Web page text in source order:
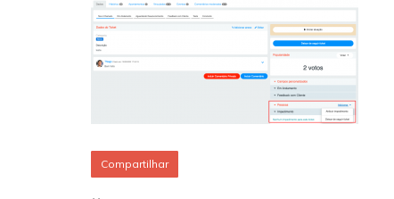
Compartilhar